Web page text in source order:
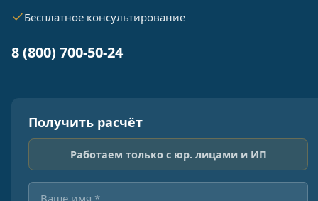
Бесплатное консультирование
8 (800) 700-50-24
Получить расчёт
Работаем только с юр. лицами и ИП